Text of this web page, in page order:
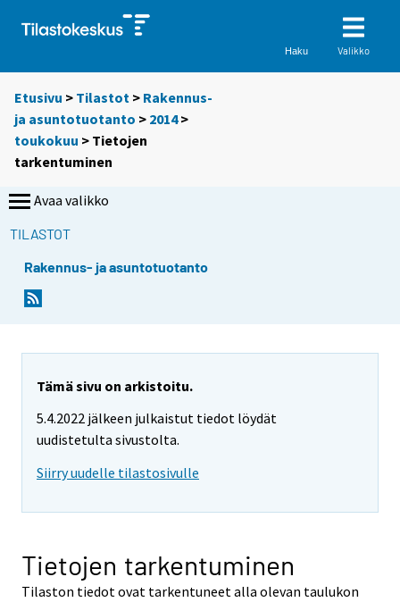
Haku Valikko
Etusivu > Tilastot > Rakennus-
ja asuntotuotanto > 2014>
toukokuu > Tietojen
tarkentuminen
Avaa valikko
TILASTOT
Rakennus- ja asuntotuotanto
Tämä sivu on arkistoitu.
5.4.2022 jälkeen julkaistut tiedot löydät
uudistetulta sivustolta.
Siirry uudelle tilastosivulle
Tietojen tarkentuminen
Tilaston tiedot ovat tarkentuneet alla olevan taulukon